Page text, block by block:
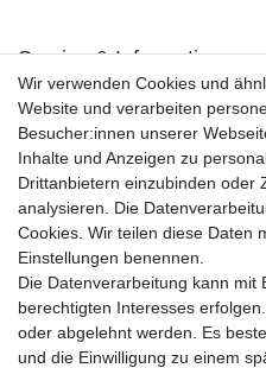
Service & Informationen
Kontakt
Retouren
Widerrufsrecht
Widerrufs­formular
Impressum
Daten­schutz­erklärung
AGB
Größentabelle
Kataloge
Barrierefreiheitserklärung
Sicherheitsinformationen
Wir verwenden Cookies und
Website und verarbeiten
Besucher:innen unserer
Inhalte und Anzeigen zu
Drittanbietern einzubinden oder
analysieren. Die
Cookies. Wir teilen diese Daten
Einstellungen benennen.
Die Datenverarbeitung kann mit
berechtigten Interesses
oder abgelehnt werden. Es
und die Einwilligung zu einem